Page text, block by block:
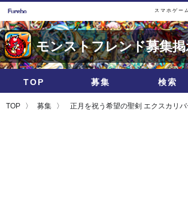
スマホゲー
モンストフレンド募集掲
TOP 募集 検索
TOP 募集 正月を祝う希望の聖剣 エクスカリバ